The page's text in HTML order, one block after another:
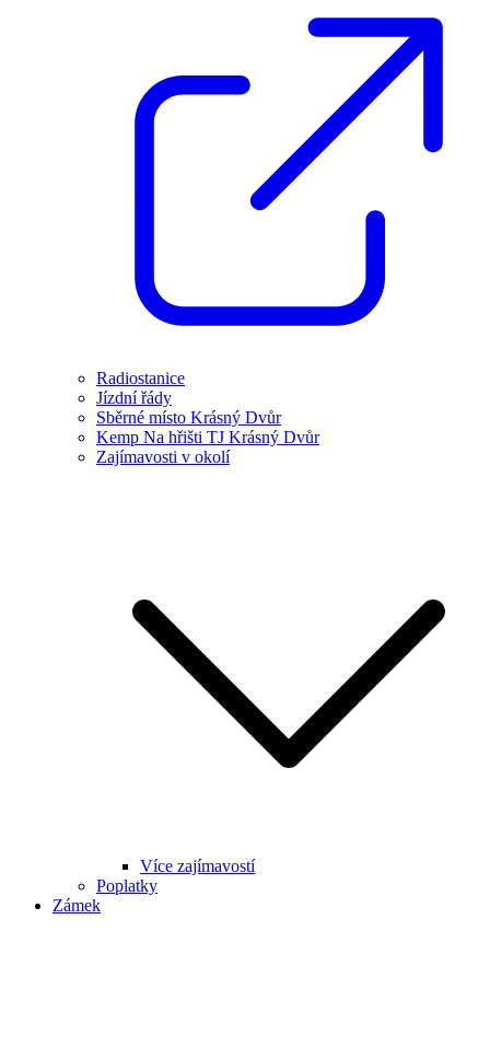
Radiostanice
Jízdní řády
Sběrné místo Krásný Dvůr
Kemp Na hřišti TJ Krásný Dvůr
Zajímavosti v okolí
Více zajímavostí
Poplatky
Zámek